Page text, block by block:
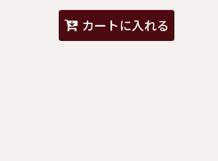
カートに入れる